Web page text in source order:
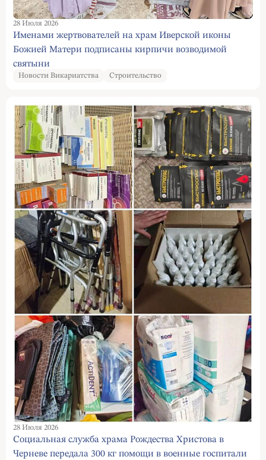
28 Июля 2026
Именами жертвователей на храм Иверской иконы
Божией Матери подписаны кирпичи возводимой
святыни
Новости Викариатства Строительство
28 Июля 2026
Социальная служба храма Рождества Христова в
Черневе передала 300 кг помощи в военные госпитали